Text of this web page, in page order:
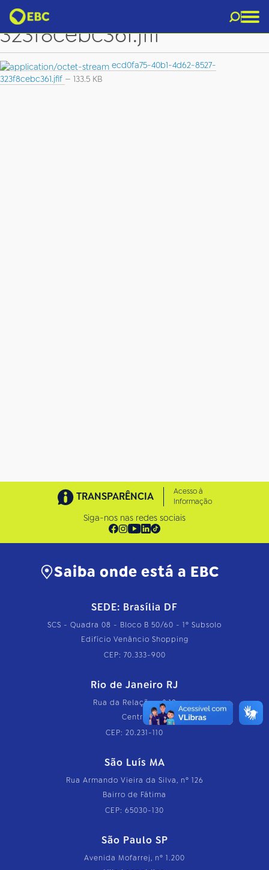
ecd0fa75-40b1-4d62-8527-
323f8cebc361.jfif
ecd0fa75-40b1-4d62-8527-
323f8cebc361.jfif — 133.5 KB
TRANSPARÊNCIA
Acesso à
Informação
Siga-nos nas redes sociais
Saiba onde está a EBC
SEDE: Brasília DF
SCS - Quadra 08 - Bloco B 50/60 - 1º Subsolo
Edifício Venâncio Shopping
CEP: 70.333-900
Rio de Janeiro RJ
Rua da Relação, nº 18
Centro
CEP: 20.231-110
São Luís MA
Rua Armando Vieira da Silva, nº 126
Bairro de Fátima
CEP: 65030-130
São Paulo SP
Avenida Mofarrej, nº 1.200